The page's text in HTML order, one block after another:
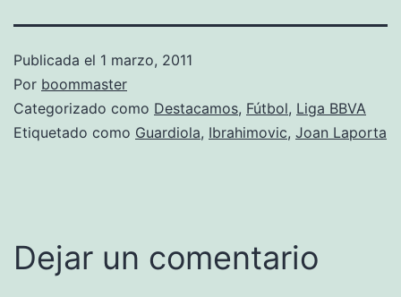
Publicada el 1 marzo, 2011
Por boommaster
Categorizado como Destacamos, Fútbol, Liga BBVA
Etiquetado como Guardiola, Ibrahimovic, Joan Laporta
Dejar un comentario